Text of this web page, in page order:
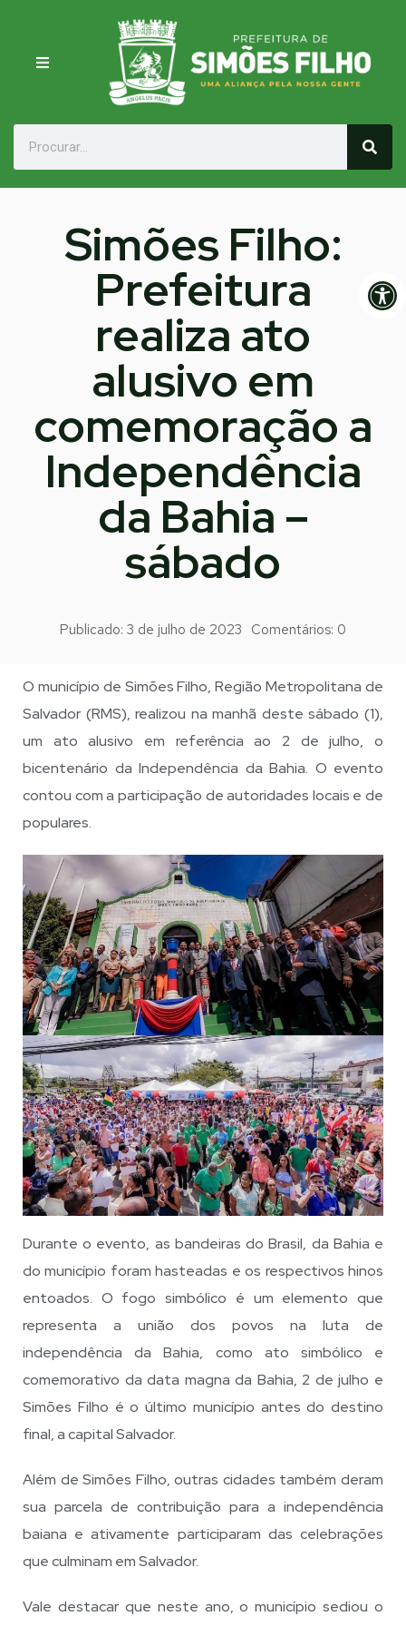
Simões Filho:
Prefeitura
realiza ato
alusivo em
comemoração a
Independência
da Bahia –
sábado
Publicado: 3 de julho de 2023 Comentários: 0
O município de Simões Filho, Região Metropolitana de
Salvador (RMS), realizou na manhã deste sábado (1),
um ato alusivo em referência ao 2 de julho, o
bicentenário da Independência da Bahia. O evento
contou com a participação de autoridades locais e de
populares.
Durante o evento, as bandeiras do Brasil, da Bahia e
do município foram hasteadas e os respectivos hinos
entoados. O fogo simbólico é um elemento que
representa a união dos povos na luta de
independência da Bahia, como ato simbólico e
comemorativo da data magna da Bahia, 2 de julho e
Simões Filho é o último município antes do destino
final, a capital Salvador.
Além de Simões Filho, outras cidades também deram
sua parcela de contribuição para a independência
baiana e ativamente participaram das celebrações
que culminam em Salvador.
Vale destacar que neste ano, o município sediou o